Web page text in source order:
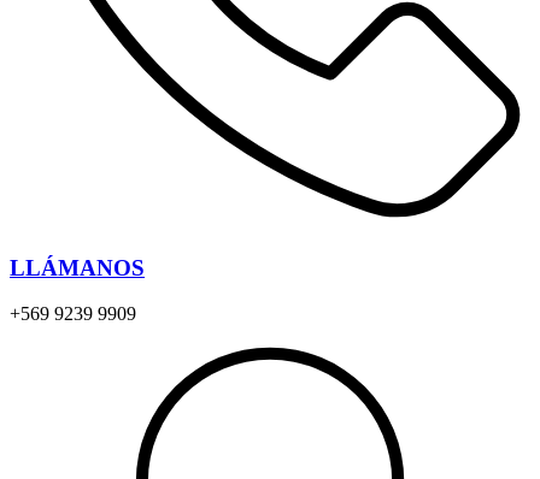
LLÁMANOS
+569 9239 9909